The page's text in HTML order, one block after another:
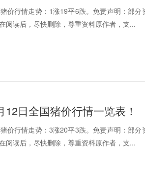
价行情走势：1涨19平6跌。免责声明：部
阅读后，尽快删除，尊重资料原作者，支...
日全国猪价行情一览表！
价行情走势：3涨20平3跌。免责声明：部
阅读后，尽快删除，尊重资料原作者，支...